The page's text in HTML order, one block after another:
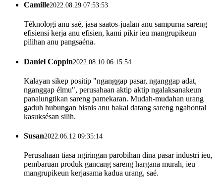
Camille2022.08.29 07:53:53
Téknologi anu saé, jasa saatos-jualan anu sampurna sareng
efisiensi kerja anu efisien, kami pikir ieu mangrupikeun
pilihan anu pangsaéna.
Daniel Coppin2022.08.10 06:15:54
Kalayan sikep positip "nganggap pasar, nganggap adat,
nganggap élmu", perusahaan aktip aktip ngalaksanakeun
panalungtikan sareng pamekaran. Mudah-mudahan urang
gaduh hubungan bisnis anu bakal datang sareng ngahontal
kasuksésan silih.
Susan2022.06.12 09:35:14
Perusahaan tiasa ngiringan parobihan dina pasar industri ieu,
pembaruan produk gancang sareng hargana murah, ieu
mangrupikeun kerjasama kadua urang, saé.